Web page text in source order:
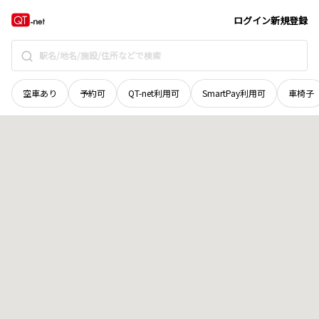
ログイン新規登録
空車あり 予約可 QT-net利用可 SmartPay利用可 車椅子
宮城県